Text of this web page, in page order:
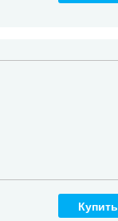
Купить